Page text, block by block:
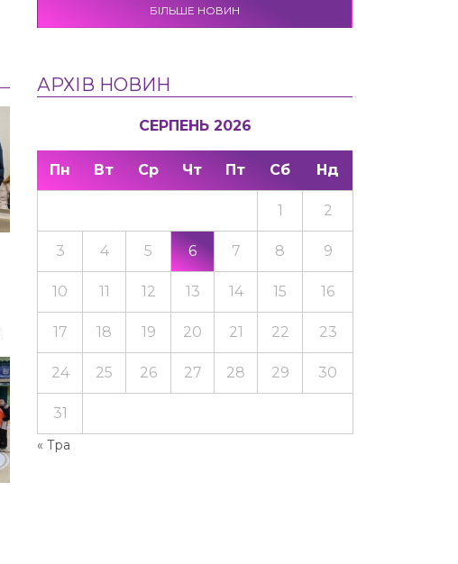
БІЛЬШЕ НОВИН
АРХІВ НОВИН
СЕРПЕНЬ 2026
Пн Вт Ср Чт Пт Сб Нд
« Тра
1 2
3 4 5 6 7 8 9
10 11 12 13 14 15 16
17 18 19 20 21 22 23
24 25 26 27 28 29 30
31